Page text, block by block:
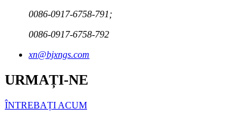
0086-0917-6758-791;
0086-0917-6758-792
xn@bjxngs.com
URMAȚI-NE
ÎNTREBAȚI ACUM